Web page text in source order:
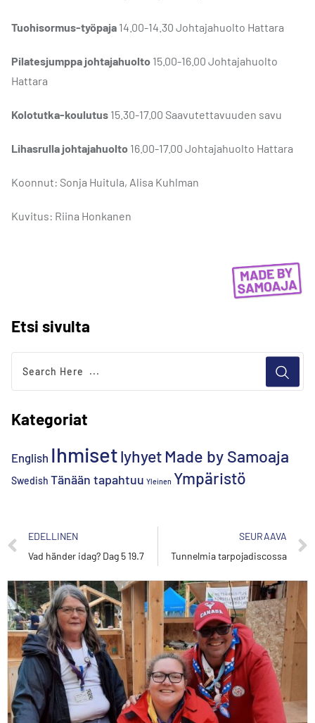
Tuohisormus-työpaja 14.00-14.30 Johtajahuolto Hattara
Pilatesjumppa johtajahuolto 15.00-16.00 Johtajahuolto
Hattara
Kolotutka-koulutus 15.30-17.00 Saavutettavuuden savu
Lihasrulla johtajahuolto 16.00-17.00 Johtajahuolto Hattara
Koonnut: Sonja Huitula, Alisa Kuhlman
Kuvitus: Riina Honkanen
Etsi sivulta
Kategoriat
English Ihmisetlyhyet Made by Samoaja
Swedish Tänään tapahtuu Yleinen Ympäristö
EDELLINEN
Vad händer idag? Dag 5 19.7
SEURAAVA
Tunnelmia tarpojadiscossa